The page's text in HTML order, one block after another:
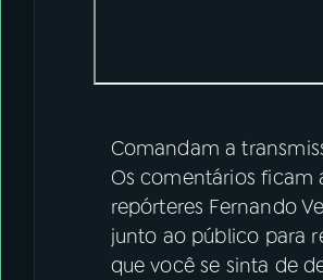
Comandam a
Os comentários ficam
repórteres Fernando
junto ao público para
que você se sinta de